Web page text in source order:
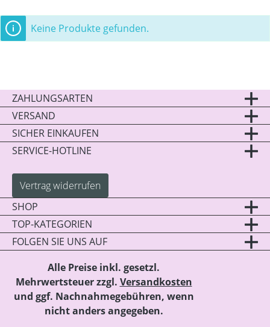
Keine Produkte gefunden.
ZAHLUNGSARTEN
VERSAND
SICHER EINKAUFEN
SERVICE-HOTLINE
Vertrag widerrufen
SHOP
TOP-KATEGORIEN
FOLGEN SIE UNS AUF
Alle Preise inkl. gesetzl.
Mehrwertsteuer zzgl. Versandkosten
und ggf. Nachnahmegebühren, wenn
nicht anders angegeben.